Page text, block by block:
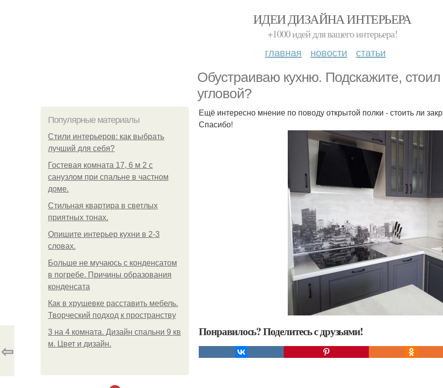
ИДЕИ ДИЗАЙНА ИНТЕРЬЕРА
+1000 идей для вашего интерьера!
главная новости статьи
Обустраиваю кухню. Подскажите, стоил
угловой?
Популярные материалы
Стили интерьеров: как выбрать
лучший для себя?
Гостевая комната 17, 6 м 2 с
санузлом при спальне в частном
доме.
Стильная квартира в светлых
приятных тонах.
Опишите интерьер кухни в 2-3
словах.
Больше не мучаюсь с конденсатом
в погребе. Причины образования
конденсата
Как в хрущевке расставить мебель.
Творческий подход к пространству
3 на 4 комната. Дизайн спальни 9 кв
м. Цвет и дизайн.
Ещё интересно мнение по поводу открытой полки - стоить ли
Спасибо!
Понравилось? Поделитесь с друзьями!
⇦